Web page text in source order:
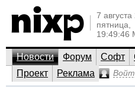
7 августа
пятница,
19:49:46
Новости Форум Софт
Проект
Реклама